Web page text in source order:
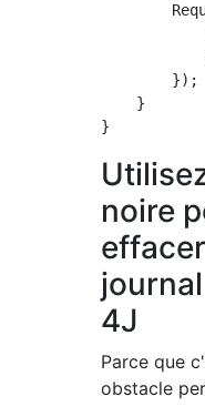
        });
    }
noire
4J
Parce que
obstacle